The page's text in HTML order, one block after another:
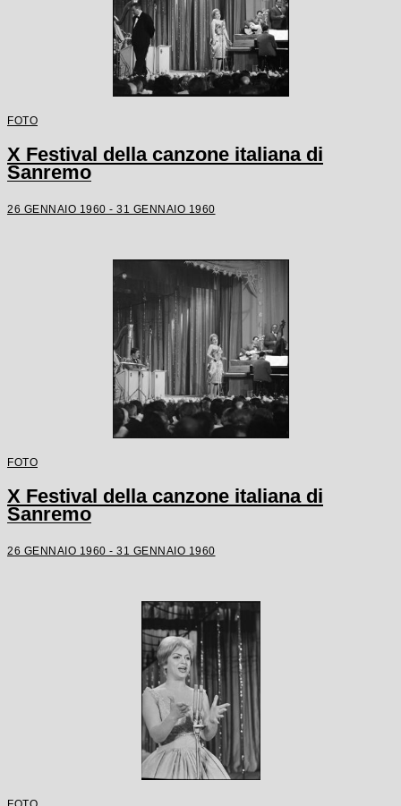
FOTO
X Festival della canzone italiana di
Sanremo
26 GENNAIO 1960 - 31 GENNAIO 1960
FOTO
X Festival della canzone italiana di
Sanremo
26 GENNAIO 1960 - 31 GENNAIO 1960
FOTO